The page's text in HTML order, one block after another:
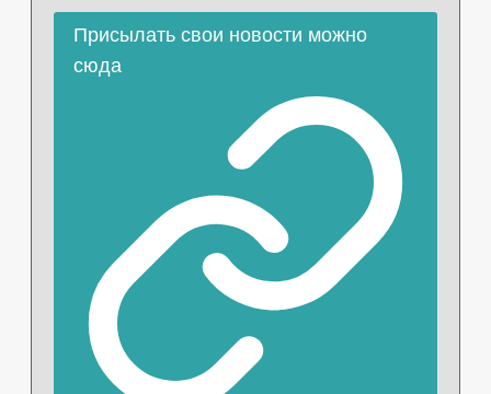
Присылать свои новости можно
сюда